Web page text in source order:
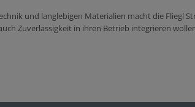
und langlebigen Materialien macht die Fliegl
Zuverlässigkeit in ihren Betrieb integrieren